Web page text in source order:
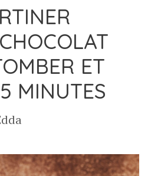
ET
MINUTES